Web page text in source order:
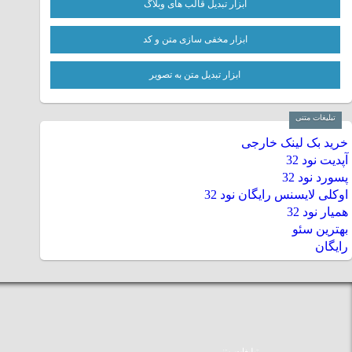
ابزار تبدیل قالب های وبلاگ
ابزار مخفی سازی متن و کد
ابزار تبدیل متن به تصویر
تبلیغات متنی
خرید بک لینک خارجی
آپدیت نود 32
پسورد نود 32
اوکلی لایسنس رایگان نود 32
همیار نود 32
بهترین سئو
رایگان